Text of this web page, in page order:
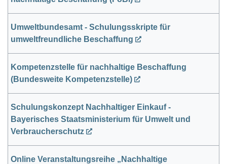
Umweltbundesamt - Schulungsskripte für
umweltfreundliche Beschaffung
Kompetenzstelle für nachhaltige Beschaffung
(Bundesweite Kompetenzstelle)
Schulungskonzept Nachhaltiger Einkauf -
Bayerisches Staatsministerium für Umwelt und
Verbraucherschutz
Online Veranstaltungsreihe „Nachhaltige